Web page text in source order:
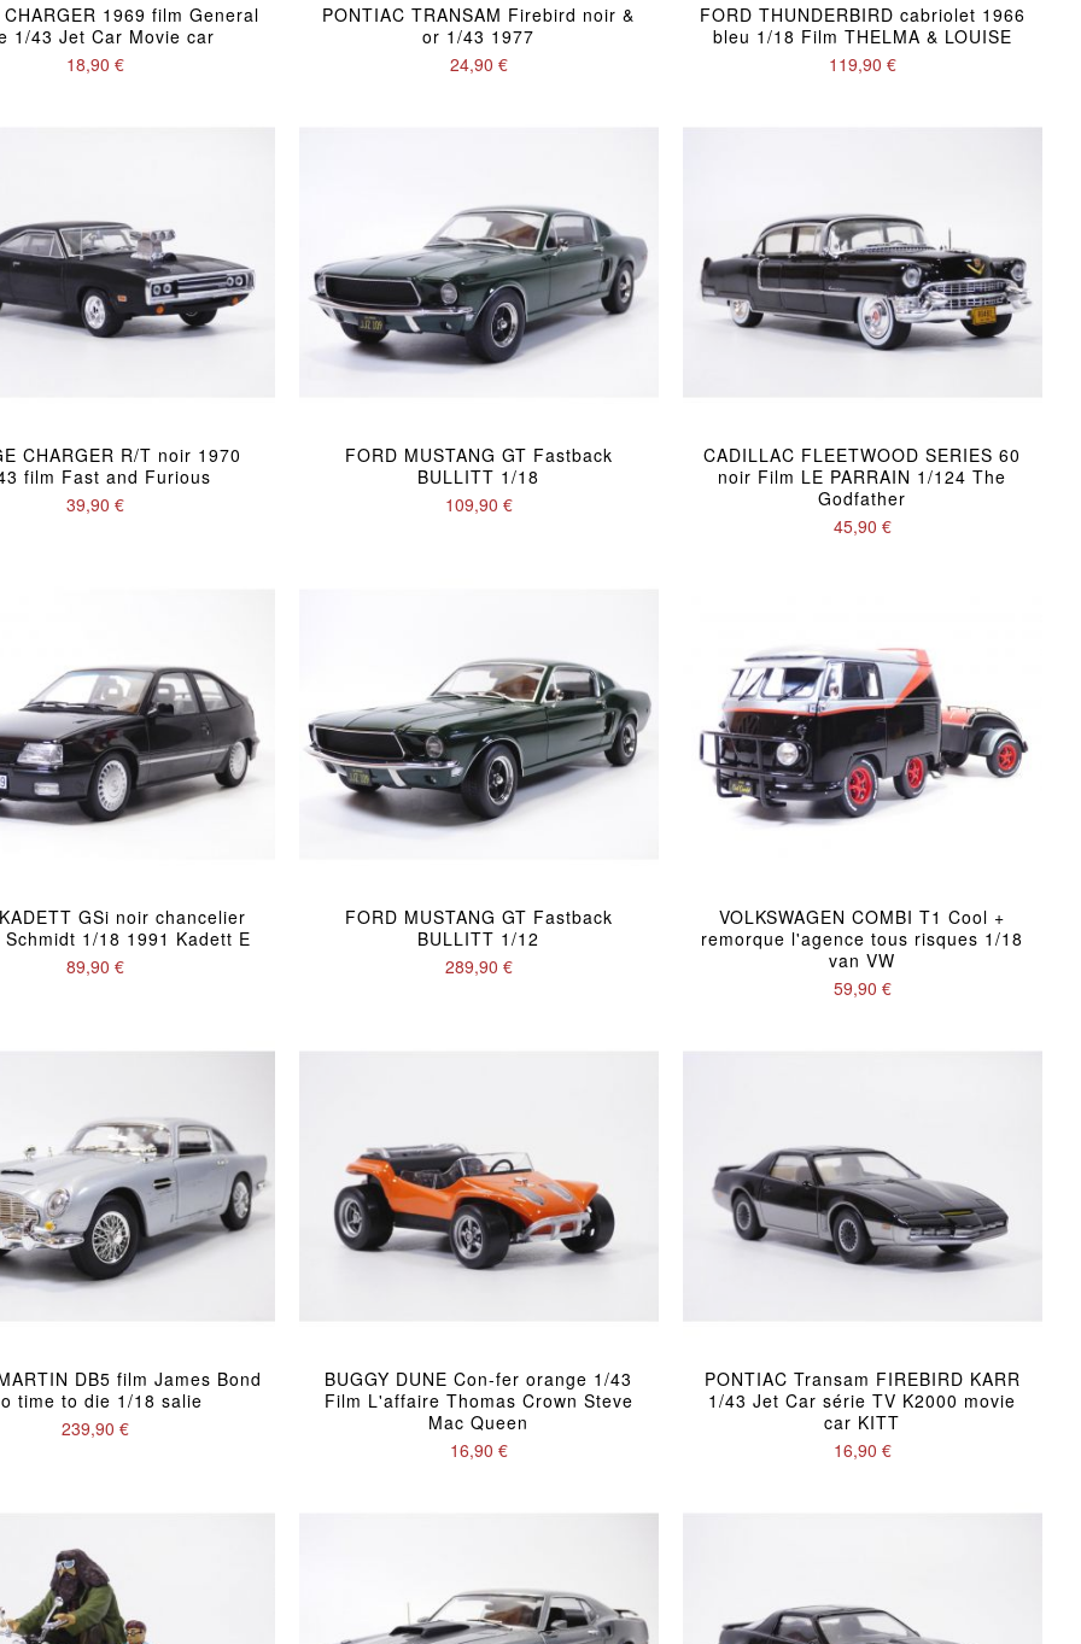
CHARGER 1969 film General
1/43 Jet Car Movie car
18,90 €
PONTIAC TRANSAM Firebird noir &
or 1/43 1977
24,90 €
FORD THUNDERBIRD cabriolet 1966
bleu 1/18 Film THELMA & LOUISE
119,90 €
CHARGER R/T noir 1970
film Fast and Furious
39,90 €
FORD MUSTANG GT Fastback
BULLITT 1/18
109,90 €
CADILLAC FLEETWOOD SERIES 60
noir Film LE PARRAIN 1/124 The
Godfather
45,90 €
GSi noir chancelier
Schmidt 1/18 1991 Kadett E
89,90 €
FORD MUSTANG GT Fastback
BULLITT 1/12
289,90 €
VOLKSWAGEN COMBI T1 Cool +
remorque l'agence tous risques 1/18
van VW
59,90 €
DB5 film James Bond
time to die 1/18 salie
239,90 €
BUGGY DUNE Con-fer orange 1/43
Film L'affaire Thomas Crown Steve
Mac Queen
16,90 €
PONTIAC Transam FIREBIRD KARR
1/43 Jet Car série TV K2000 movie
car KITT
16,90 €